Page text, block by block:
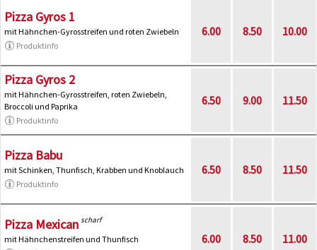
Pizza Gyros 1
mit Hähnchen-Gyrosstreifen und roten Zwiebeln
Produktinfo
6.00 8.50 10.00
Pizza Gyros 2
mit Hähnchen-Gyrosstreifen, roten Zwiebeln,
Broccoli und Paprika
Produktinfo
6.50 9.00 11.50
Pizza Babu
mit Schinken, Thunfisch, Krabben und Knoblauch
Produktinfo
6.50 8.50 11.50
Pizza Mexican scharf
mit Hähnchenstreifen und Thunfisch
6.00 8.50 11.00